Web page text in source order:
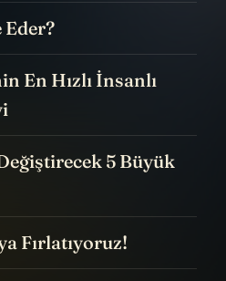
Eder?
En Hızlı İnsanlı
5 Büyük
Fırlatıyoruz!